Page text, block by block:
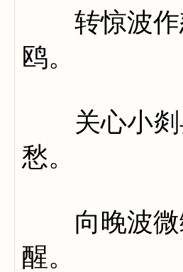
转惊波作
鸥。
关心小剡
愁。
向晚波微
醒。